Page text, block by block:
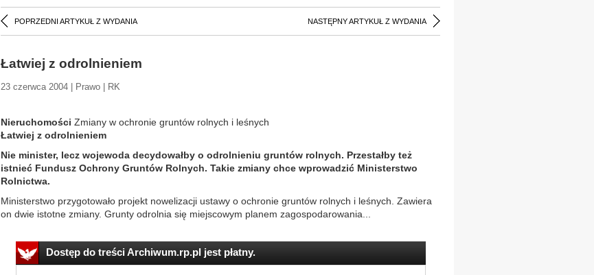
POPRZEDNI ARTYKUŁ Z WYDANIA NASTĘPNY ARTYKUŁ Z WYDANIA
Łatwiej z odrolnieniem
23 czerwca 2004 | Prawo | RK
Nieruchomości Zmiany w ochronie gruntów rolnych i leśnych
Łatwiej z odrolnieniem
Nie minister, lecz wojewoda decydowałby o odrolnieniu gruntów rolnych. Przestałby też
istnieć Fundusz Ochrony Gruntów Rolnych. Takie zmiany chce wprowadzić Ministerstwo
Rolnictwa.
Ministerstwo przygotowało projekt nowelizacji ustawy o ochronie gruntów rolnych i leśnych. Zawiera
on dwie istotne zmiany. Grunty odrolnia się miejscowym planem zagospodarowania...
Dostęp do treści Archiwum.rp.pl jest płatny.